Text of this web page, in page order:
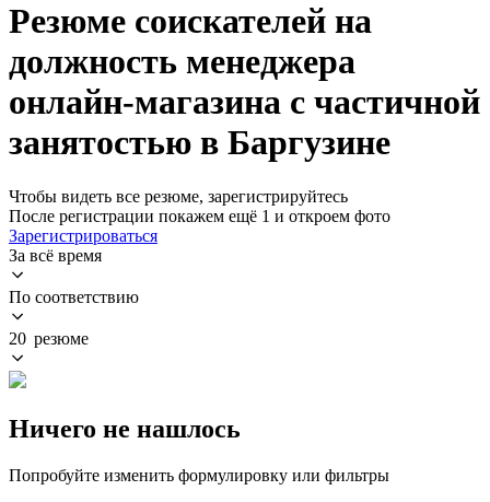
Резюме соискателей на
должность менеджера
онлайн-магазина с частичной
занятостью в Баргузине
Чтобы видеть все резюме, зарегистрируйтесь
После регистрации покажем ещё 1 и откроем фото
Зарегистрироваться
За всё время
По соответствию
20 резюме
Ничего не нашлось
Попробуйте изменить формулировку или фильтры